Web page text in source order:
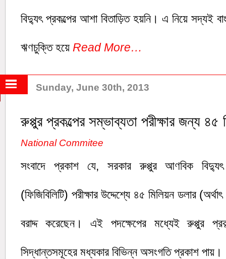
বিদ্যুৎ প্রকল্পের আশা বিতাড়িত হয়নি। এ নিয়ে সদ্যই
ঋণচুক্তি হয়ে Read More…
Sunday, June 30th, 2013
রুপ্পুর প্রকল্পের সম্ভাব্যতা পরীক্ষার জন্য ৪৫
National Commitee
সংবাদে প্রকাশ যে, সরকার রুপ্পুর আণবিক বিদ্যুৎ
(ফিজিবিলিটি) পরীক্ষার উদ্দেশ্যে ৪৫ মিলিয়ন ডলার
বরাদ্দ করেছেন। এই পদক্ষেপের মধ্যেই রুপ্পুর
সিদ্ধান্তসমূহের মধ্যকার বিভিন্ন অসংগতি প্রকাশ পায়।